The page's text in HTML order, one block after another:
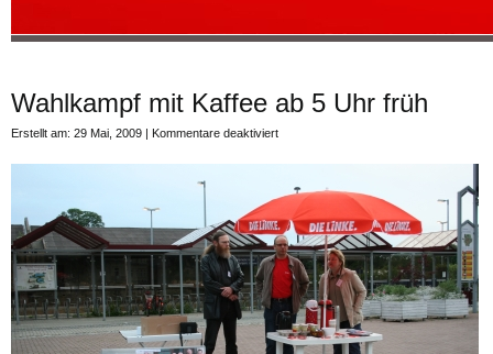
Wahlkampf mit Kaffee ab 5 Uhr früh
Erstellt am: 29 Mai, 2009 | Kommentare deaktiviertfür
Kaffee
ab
5
Uhr
früh